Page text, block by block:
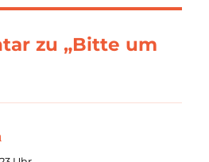
zu „Bitte um